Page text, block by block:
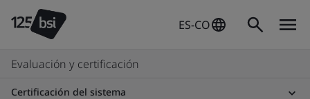
ES-CO
Evaluación y certificación
Certificación del sistema